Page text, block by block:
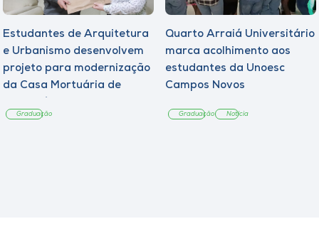
Estudantes de Arquitetura
e Urbanismo desenvolvem
projeto para modernização
da Casa Mortuária de
Graduação
Quarto Arraiá Universitário
marca acolhimento aos
estudantes da Unoesc
Campos Novos
Graduação Notícia